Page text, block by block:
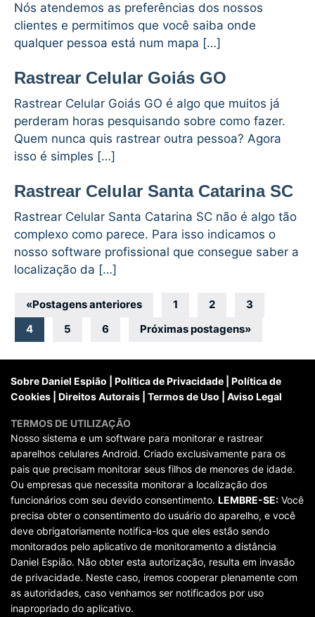
Nós atendemos as preferências dos nossos
clientes e permitimos que você saiba onde
qualquer pessoa está num mapa […]
Rastrear Celular Goiás GO
Rastrear Celular Goiás GO é algo que muitos já
perderam horas pesquisando sobre como fazer.
Quem nunca quis rastrear outra pessoa? Agora
isso é simples […]
Rastrear Celular Santa Catarina SC
Rastrear Celular Santa Catarina SC não é algo tão
complexo como parece. Para isso indicamos o
nosso software profissional que consegue saber a
localização da […]
Navegação
por
posts
«Postagens anteriores 1 2
3
4
5 6 Próximas postagens»
Sobre Daniel Espião Política de Privacidade
Política de
Cookies
Direitos Autorais Termos de Uso Aviso Legal
TERMOS DE UTILIZAÇÃO
Nosso sistema e um software para monitorar e rastrear
aparelhos celulares Android. Criado exclusivamente para os
pais que precisam monitorar seus filhos de menores de idade.
Ou empresas que necessita monitorar a localização dos
funcionários com seu devido consentimento. LEMBRE-SE: Você
precisa obter o consentimento do usuário do aparelho, e você
deve obrigatoriamente notifica-los que eles estão sendo
monitorados pelo aplicativo de monitoramento a distância
Daniel Espião. Não obter esta autorização, resulta em invasão
de privacidade. Neste caso, iremos cooperar plenamente com
as autoridades, caso venhamos ser notificados por uso
inapropriado do aplicativo.